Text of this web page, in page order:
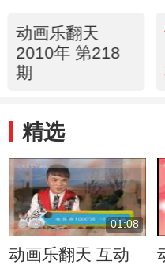
动画乐翻天
2010年 第218
期
精选
01:08
动画乐翻天 互动